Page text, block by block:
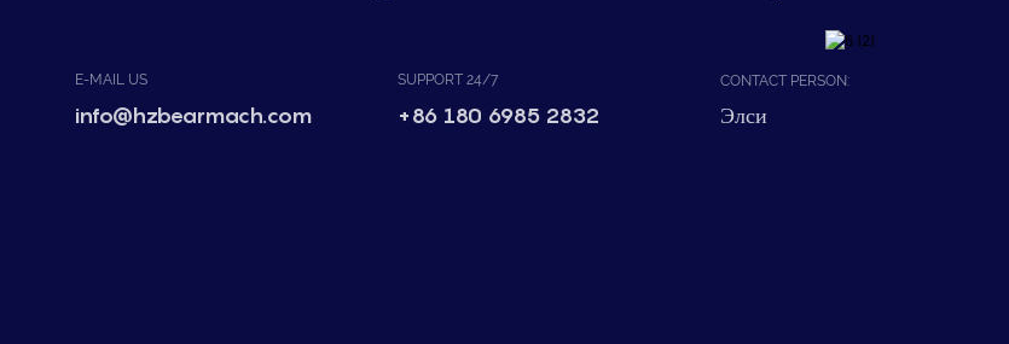
E-MAIL US
info@hzbearmach.com
SUPPORT 24/7
+86 180 6985 2832
CONTACT PERSON:
Элси